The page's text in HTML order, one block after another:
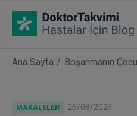
İHTISASLAR
Ana Sayfa Boşanmanın
MAKALELER 26/08/2024